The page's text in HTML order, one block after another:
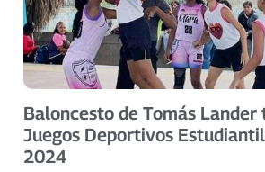
Baloncesto de Tomás
Juegos Deportivos
2024